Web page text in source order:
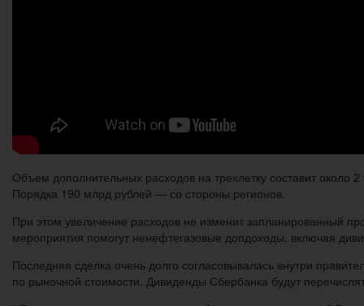
Объем дополнительных расходов на трехлетку составит
Порядка 190 млрд рублей — со стороны регионов.
При этом увеличение расходов не изменит запланированный
мероприятия помогут ненефтегазовые допдоходы, включая
Последняя сделка очень долго согласовывалась внутри
по рыночной стоимости. Дивиденды Сбербанка будут